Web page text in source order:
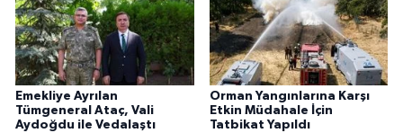
Emekliye Ayrılan
Tümgeneral Ataç, Vali
Aydoğdu ile Vedalaştı
Orman Yangınlarına Karşı
Etkin Müdahale İçin
Tatbikat Yapıldı